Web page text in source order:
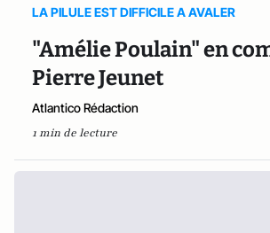
LA PILULE EST DIFFICILE A AVALER
"Amélie Poulain" en
Pierre Jeunet
Atlantico Rédaction
1 min de lecture